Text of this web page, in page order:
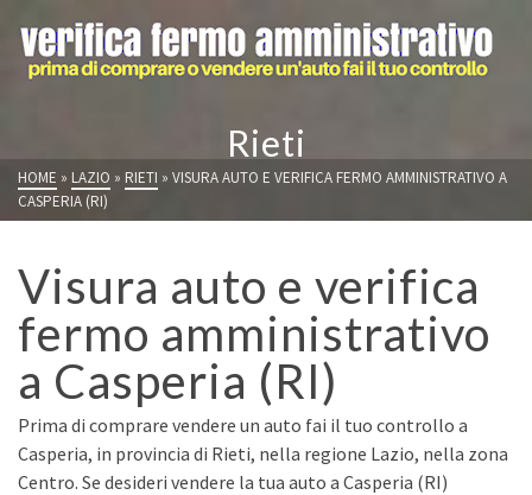
Rieti
HOME » LAZIO » RIETI » VISURA AUTO E VERIFICA FERMO AMMINISTRATIVO A
CASPERIA (RI)
Visura auto e verifica
fermo amministrativo
a Casperia (RI)
Prima di comprare vendere un auto fai il tuo controllo a
Casperia, in provincia di Rieti, nella regione Lazio, nella zona
Centro. Se desideri vendere la tua auto a Casperia (RI)